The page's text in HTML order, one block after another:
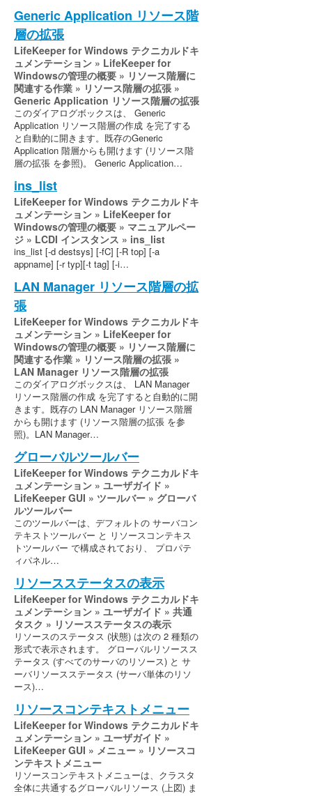
Generic Application リソース階
層の拡張
LifeKeeper for Windows テクニカルドキ
ュメンテーション » LifeKeeper for
Windowsの管理の概要 » リソース階層に
関連する作業 » リソース階層の拡張 »
Generic Application リソース階層の拡張
このダイアログボックスは、 Generic
Application リソース階層の作成 を完了する
と自動的に開きます。既存のGeneric
Application 階層からも開けます (リソース階
層の拡張 を参照)。 Generic Application…
ins_list
LifeKeeper for Windows テクニカルドキ
ュメンテーション » LifeKeeper for
Windowsの管理の概要 » マニュアルペー
ジ » LCDI インスタンス » ins_list
ins_list [-d destsys] [-fC] [-R top] [-a
appname] [-r typ][-t tag] [-i…
LAN Manager リソース階層の拡
張
LifeKeeper for Windows テクニカルドキ
ュメンテーション » LifeKeeper for
Windowsの管理の概要 » リソース階層に
関連する作業 » リソース階層の拡張 »
LAN Manager リソース階層の拡張
このダイアログボックスは、 LAN Manager
リソース階層の作成 を完了すると自動的に開
きます。既存の LAN Manager リソース階層
からも開けます (リソース階層の拡張 を参
照)。LAN Manager…
グローバルツールバー
LifeKeeper for Windows テクニカルドキ
ュメンテーション » ユーザガイド »
LifeKeeper GUI » ツールバー » グローバ
ルツールバー
このツールバーは、デフォルトの サーバコン
テキストツールバー と リソースコンテキス
トツールバー で構成されており、 プロパテ
ィパネル…
リソースステータスの表示
LifeKeeper for Windows テクニカルドキ
ュメンテーション » ユーザガイド » 共通
タスク » リソースステータスの表示
リソースのステータス (状態) は次の 2 種類の
形式で表示されます。 グローバルリソースス
テータス (すべてのサーバのリソース) と サ
ーバリソースステータス (サーバ単体のリソ
ース)…
リソースコンテキストメニュー
LifeKeeper for Windows テクニカルドキ
ュメンテーション » ユーザガイド »
LifeKeeper GUI » メニュー » リソースコ
ンテキストメニュー
リソースコンテキストメニューは、クラスタ
全体に共通するグローバルリソース (上図) ま